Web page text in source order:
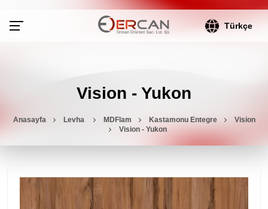
Türkçe
Vision - Yukon
Anasayfa Levha MDFlam Kastamonu Entegre
Vision
Vision - Yukon